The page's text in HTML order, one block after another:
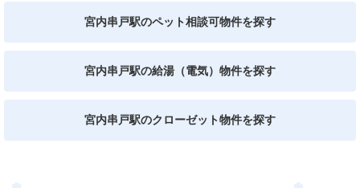
宮内串戸駅のペット相談可物件を探す
宮内串戸駅の給湯（電気）物件を探す
宮内串戸駅のクローゼット物件を探す